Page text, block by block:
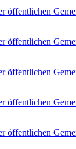
öffentlichen
öffentlichen
öffentlichen
öffentlichen
öffentlichen